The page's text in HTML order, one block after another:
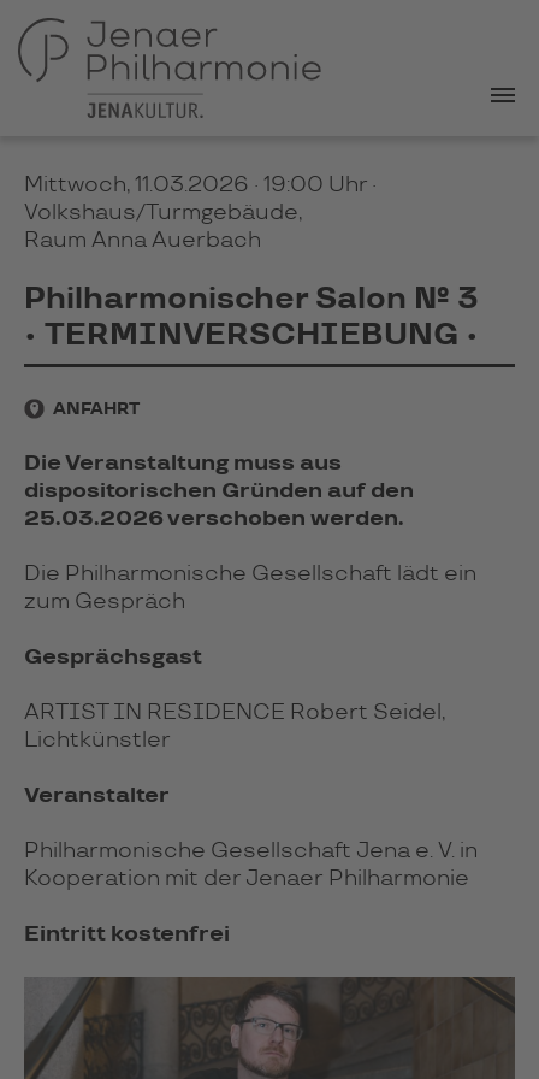
Mittwoch, 11.03.2026 · 19:00 Uhr ·
Volkshaus/Turmgebäude,
Raum Anna Auerbach
Philharmonischer Salon № 3
• TERMINVERSCHIEBUNG •
ANFAHRT
Die Veranstaltung muss aus
dispositorischen Gründen auf den
25.03.2026 verschoben werden.
Die Philharmonische Gesellschaft lädt ein
zum Gespräch
Gesprächsgast
ARTIST IN RESIDENCE Robert Seidel,
Lichtkünstler
Veranstalter
Philharmonische Gesellschaft Jena e. V. in
Kooperation mit der Jenaer Philharmonie
Eintritt kostenfrei